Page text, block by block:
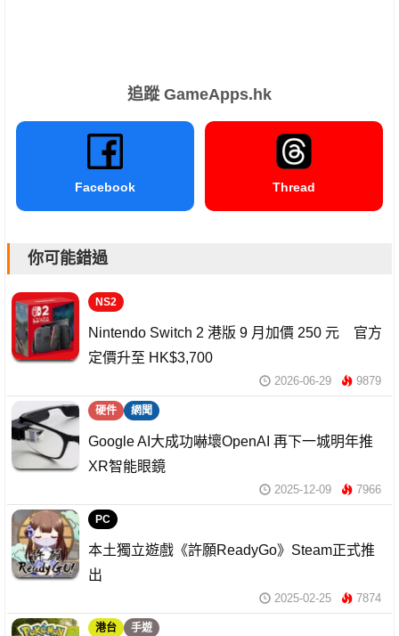
追蹤 GameApps.hk
Facebook Thread
你可能錯過
NS2
Nintendo Switch 2 港版 9 月加價 250 元 官方
定價升至 HK$3,700
2026-06-29 9879
硬件 網聞
Google AI大成功嚇壞OpenAI 再下一城明年推
XR智能眼鏡
2025-12-09 7966
PC
本土獨立遊戲《許願ReadyGo》Steam正式推
出
2025-02-25 7874
港台 手遊